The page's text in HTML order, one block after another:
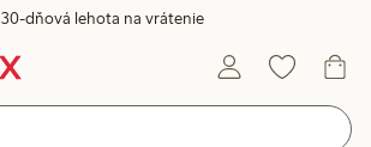
30-dňová lehota na vrátenie